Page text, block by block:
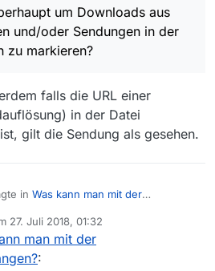
um Downloads aus
und/oder Sendungen in der
zu markieren?
falls die URL einer
in der Datei
gilt die Sendung als gesehen.
in Was kann man mit der
in den Downloads nach,
schon habe und trägt diese
Downloadliste ein?
den Einträgen der Datei,
27. Juli 2018, 01:32
von
man mit der
: